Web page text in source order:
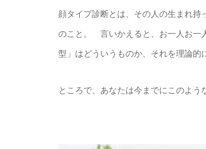
顔タイプ診断とは、その人の生まれ
のこと。 言いかえると、お一人お一
型」はどういうものか、それを理論的
ところで、あなたは今までにこのよう